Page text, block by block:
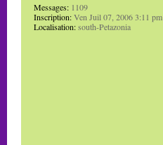
Messages: 1109
Inscription:Ven Juil 07, 2006 3:11 pm
Localisation:south-Petazonia